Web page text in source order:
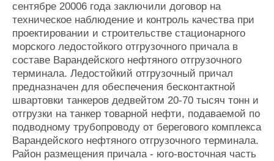
сентябре 20006 года заключили договор на
техническое наблюдение и контроль качества при
проектировании и строительстве стационарного
морского ледостойкого отгрузочного причала в
составе Варандейского нефтяного отгрузочного
терминала. Ледостойкий отгрузочный причал
предназначен для обеспечения бесконтактной
швартовки танкеров дедвейтом 20-70 тысяч тонн и
отгрузки на танкер товарной нефти, подаваемой по
подводному трубопроводу от берегового комплекса
Варандейского нефтяного отгрузочного терминала.
Район размещения причала - юго-восточная часть